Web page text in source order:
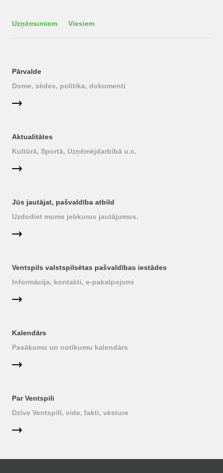
Uzņēmumiem Viesiem
Pārvalde
Dome, sēdes, politika, dokumenti
Aktualitātes
Kultūrā, Sportā, Uzņēmējdarbībā u.c.
Jūs jautājat, pašvaldība atbild
Uzdodiet mums jebkurus jautājumus.
Ventspils valstspilsētas pašvaldības iestādes
Informācija, kontakti, e-pakalpojumi
Kalendārs
Pasākumu un notikumu kalendārs
Par Ventspili
Dzīve Ventspilī, vide, fakti, vēsture